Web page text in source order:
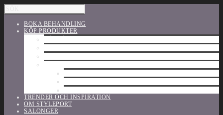
BOKA BEHANDLING
KÖP PRODUKTER
TRENDER OCH INSPIRATION
OM STYLEPORT
SALONGER